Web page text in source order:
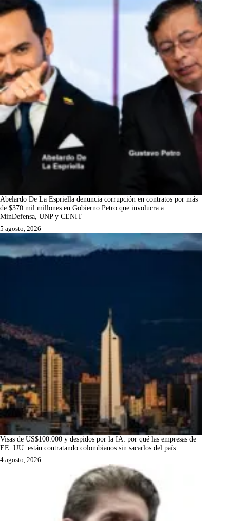
Abelardo De La Espriella denuncia corrupción en contratos por más
de $370 mil millones en Gobierno Petro que involucra a
MinDefensa, UNP y CENIT
5 agosto, 2026
Visas de US$100.000 y despidos por la IA: por qué las empresas de
EE. UU. están contratando colombianos sin sacarlos del país
4 agosto, 2026